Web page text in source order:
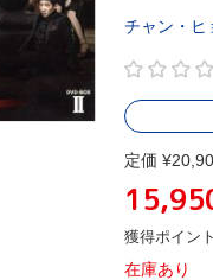
チャン・ヒ
定価
獲得ポイント
在庫あり